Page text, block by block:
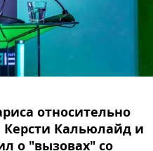
относительно
Керсти Кальюлайд и